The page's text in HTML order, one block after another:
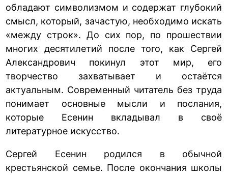
обладают символизмом и содержат глубокий
смысл, который, зачастую, необходимо искать
«между строк». До сих пор, по прошествии
многих десятилетий после того, как Сергей
Александрович покинул этот мир, его
творчество захватывает и остаётся
актуальным. Современный читатель без труда
понимает основные мысли и послания,
которые Есенин вкладывал в своё
литературное искусство.
Сергей Есенин родился в обычной
крестьянской семье. После окончания школы